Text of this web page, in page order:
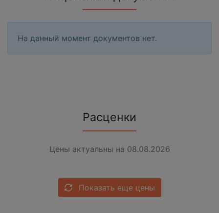
На данный момент документов нет.
Расценки
Цены актуальны на 08.08.2026
Показать еще цены